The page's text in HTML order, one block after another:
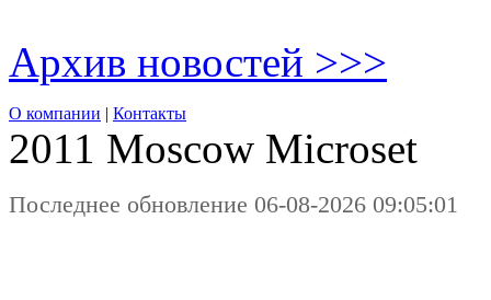
Архив новостей >>>
О компании | Контакты
2011 Moscow Microset
Последнее обновление 06-08-2026 09:05:01